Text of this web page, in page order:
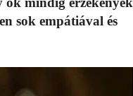
sok empátiával és